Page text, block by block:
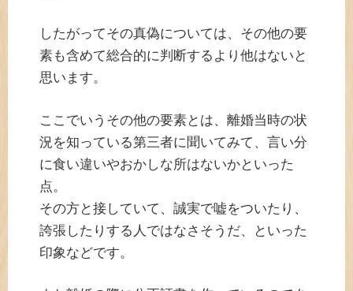
したがってその真偽については、その他の要
素も含めて総合的に判断するより他はないと
思います。
ここでいうその他の要素とは、離婚当時の状
況を知っている第三者に聞いてみて、言い分
に食い違いやおかしな所はないかといった
点。
その方と接していて、誠実で嘘をついたり、
誇張したりする人ではなさそうだ、といった
印象などです。